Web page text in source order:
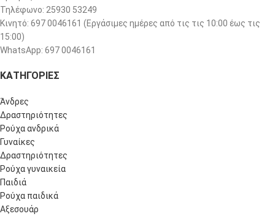
Τηλέφωνο: 25930 53249
Κινητό: 697 0046161 (Eργάσιμες ημέρες από τις τις 10:00 έως τις
15:00)
WhatsApp: 697 0046161
ΚΑΤΗΓΟΡΙΕΣ
Άνδρες
Δραστηριότητες
Ρούχα ανδρικά
Γυναίκες
Δραστηριότητες
Ρούχα γυναικεία
Παιδιά
Ρούχα παιδικά
Αξεσουάρ